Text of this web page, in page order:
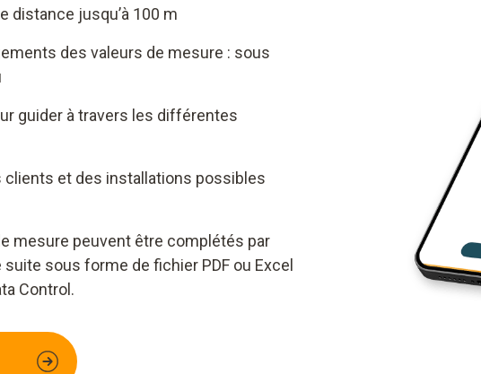
distance jusqu’à 100 m
des valeurs de mesure : sous
guider à travers les différentes
et des installations possibles
mesure peuvent être complétés par
sous forme de fichier PDF ou Excel
Control.